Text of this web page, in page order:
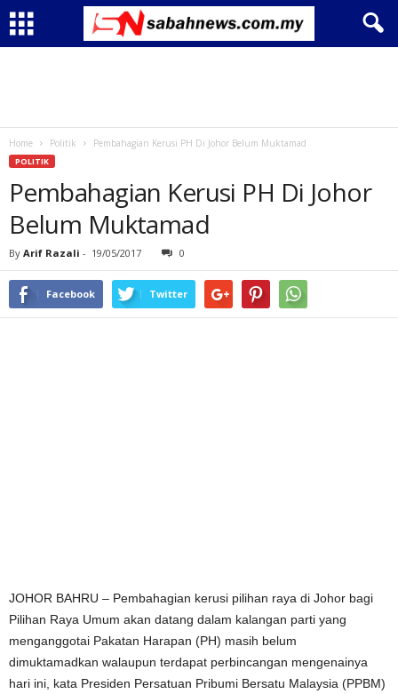
Home Politik Pembahagian Kerusi PH Di Johor Belum Muktamad
POLITIK
Pembahagian Kerusi PH Di Johor
Belum Muktamad
By Arif Razali - 19/05/2017 0
Facebook Twitter
JOHOR BAHRU – Pembahagian kerusi pilihan raya di Johor bagi
Pilihan Raya Umum akan datang dalam kalangan parti yang
menganggotai Pakatan Harapan (PH) masih belum
dimuktamadkan walaupun terdapat perbincangan mengenainya
hari ini, kata Presiden Persatuan Pribumi Bersatu Malaysia (PPBM)